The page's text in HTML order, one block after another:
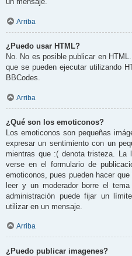
Arriba
¿Puedo usar HTML?
No. No es posible publicar en
que se pueden ejecutar utilizando
BBCodes.
Arriba
¿Qué son los emoticonos?
Los emoticonos son pequeñas
expresar un sentimiento con un
mientras que :( denota tristeza. La
verse en el formulario de
emoticonos, pues pueden hacer
leer y un moderador borre el
administración puede fijar un
utilizar en un mensaje.
Arriba
¿Puedo publicar imagenes?